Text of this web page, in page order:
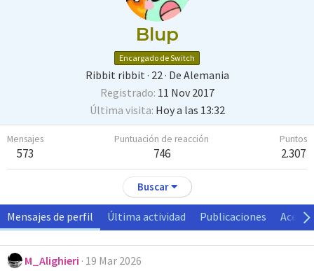
Blup
Encargado de Switch
Ribbit ribbit · 22· De Alemania
Registrado 11 Nov 2017
Última visita Hoy a las 13:32
Mensajes
573
Puntuación de reacción
746
Puntos
2.307
Buscar
Mensajes de perfil Última actividad Publicaciones Acerca
M_Alighieri 19 Mar 2026